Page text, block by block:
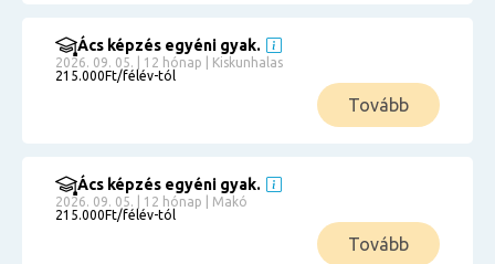
Ács képzés egyéni gyak.
2026. 09. 05. | 12 hónap | Kiskunhalas
215.000Ft/félév-tól
Tovább
Ács képzés egyéni gyak.
2026. 09. 05. | 12 hónap | Makó
215.000Ft/félév-tól
Tovább